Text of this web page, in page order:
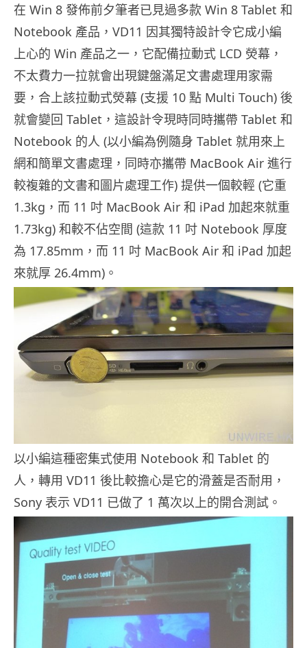
在 Win 8 發佈前夕筆者已見過多款 Win 8 Tablet 和
Notebook 產品，VD11 因其獨特設計令它成小編
上心的 Win 產品之一，它配備拉動式 LCD 熒幕，
不太費力一拉就會出現鍵盤滿足文書處理用家需
要，合上該拉動式熒幕 (支援 10 點 Multi Touch) 後
就會變回 Tablet，這設計令現時同時攜帶 Tablet 和
Notebook 的人 (以小編為例隨身 Tablet 就用來上
網和簡單文書處理，同時亦攜帶 MacBook Air 進行
較複雜的文書和圖片處理工作) 提供一個較輕 (它重
1.3kg，而 11 吋 MacBook Air 和 iPad 加起來就重
1.73kg) 和較不佔空間 (這款 11 吋 Notebook 厚度
為 17.85mm，而 11 吋 MacBook Air 和 iPad 加起
來就厚 26.4mm)。
以小編這種密集式使用 Notebook 和 Tablet 的
人，轉用 VD11 後比較擔心是它的滑蓋是否耐用，
Sony 表示 VD11 已做了 1 萬次以上的開合測試。